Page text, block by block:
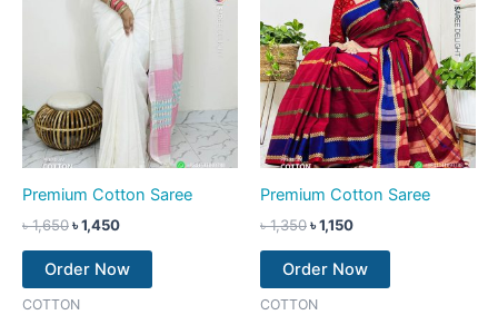
Premium Cotton Saree
৳1,650৳1,450
Order Now
COTTON
Premium Cotton Saree
৳1,350৳1,150
Order Now
COTTON